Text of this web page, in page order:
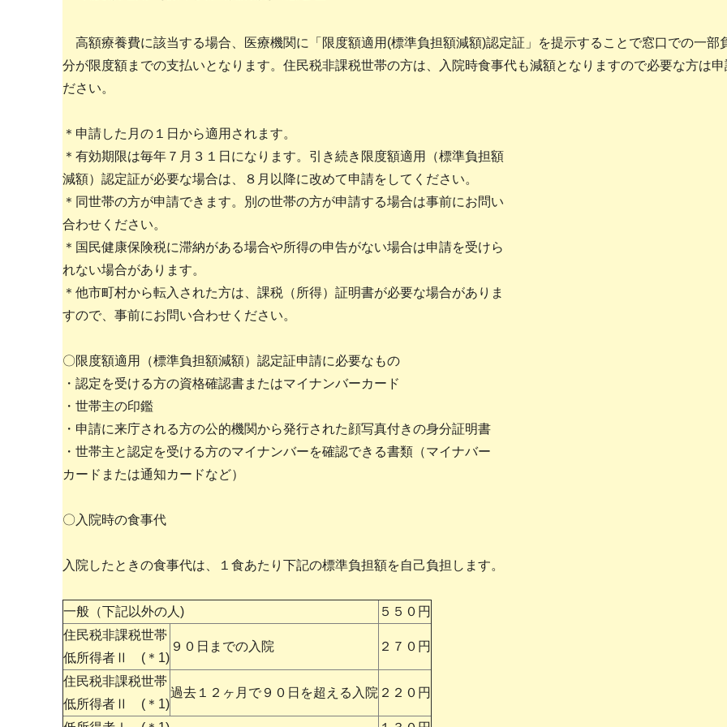
高額療養費に該当する場合、医療機関に「限度額適用(標準負担額減額)認定証」を提示することで窓口での一部
分が限度額までの支払いとなります。住民税非課税世帯の方は、入院時食事代も減額となりますので必要な方は申
ださい。
＊申請した月の１日から適用されます。
＊有効期限は毎年７月３１日になります。引き続き限度額適用（標準負担額
減額）認定証が必要な場合は、８月以降に改めて申請をしてください。
＊同世帯の方が申請できます。別の世帯の方が申請する場合は事前にお問い
合わせください。
＊国民健康保険税に滞納がある場合や所得の申告がない場合は申請を受けら
れない場合があります。
＊他市町村から転入された方は、課税（所得）証明書が必要な場合がありま
すので、事前にお問い合わせください。
〇限度額適用（標準負担額減額）認定証申請に必要なもの
・認定を受ける方の資格確認書またはマイナンバーカード
・世帯主の印鑑
・申請に来庁される方の公的機関から発行された顔写真付きの身分証明書
・世帯主と認定を受ける方のマイナンバーを確認できる書類（マイナバー
カードまたは通知カードなど）
〇入院時の食事代
入院したときの食事代は、１食あたり下記の標準負担額を自己負担します。
一般（下記以外の人)
５５０円
住民税非課税世帯
低所得者Ⅱ (＊1)
９０日までの入院 ２７０円
住民税非課税世帯
低所得者Ⅱ (＊1)
過去１２ヶ月で９０日を超える入院 ２２０円